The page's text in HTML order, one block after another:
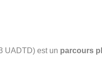
UADTD) est un parcours